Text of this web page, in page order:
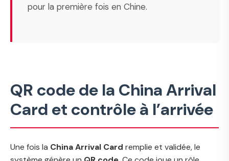
pour la première fois en Chine.
QR code de la China Arrival
Card et contrôle à l’arrivée
Une fois la China Arrival Card remplie et validée, le